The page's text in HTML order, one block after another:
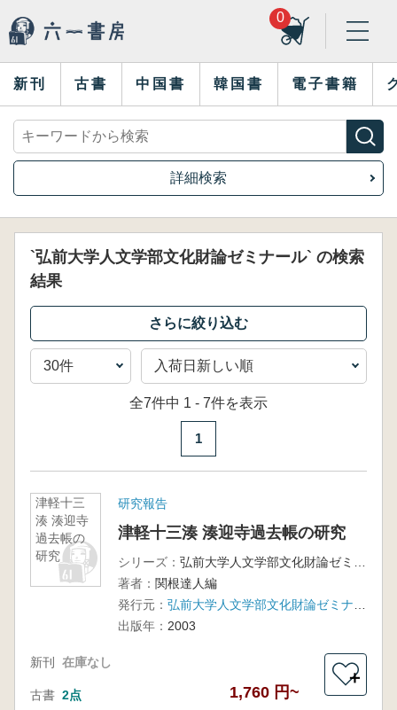
0
新刊 古書 中国書 韓国書 電子書籍
詳細検索
`弘前大学人文学部文化財論ゼミナール` の検索
結果
全7件中 1 - 7件を表示
1
津軽十三
湊 湊迎寺
過去帳の
研究
研究報告
津軽十三湊 湊迎寺過去帳の研究
シリーズ：
著者： 関根達人編
発行元：
出版年： 2003
新刊 在庫なし
古書 2点 1,760 円~
＋